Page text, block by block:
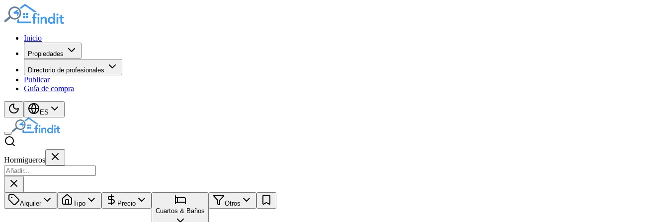
Inicio
Propiedades
Directorio de profesionales
Publicar
Guía de compra
ES
Hormigueros
Alquiler Tipo
Precio
Cuartos & Baños
Otros